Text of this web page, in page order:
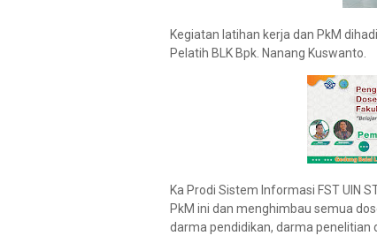
Kegiatan latihan kerja dan PkM
Pelatih BLK Bpk. Nanang Kuswanto.
Ka Prodi Sistem Informasi FST UIN
PkM ini dan menghimbau semua
darma pendidikan, darma penelitian